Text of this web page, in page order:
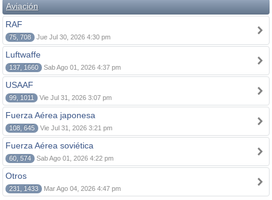
Aviación
RAF
75, 708 Jue Jul 30, 2026 4:30 pm
Luftwaffe
137, 1660 Sab Ago 01, 2026 4:37 pm
USAAF
99, 1011 Vie Jul 31, 2026 3:07 pm
Fuerza Aérea japonesa
108, 645 Vie Jul 31, 2026 3:21 pm
Fuerza Aérea soviética
60, 574 Sab Ago 01, 2026 4:22 pm
Otros
231, 1433 Mar Ago 04, 2026 4:47 pm